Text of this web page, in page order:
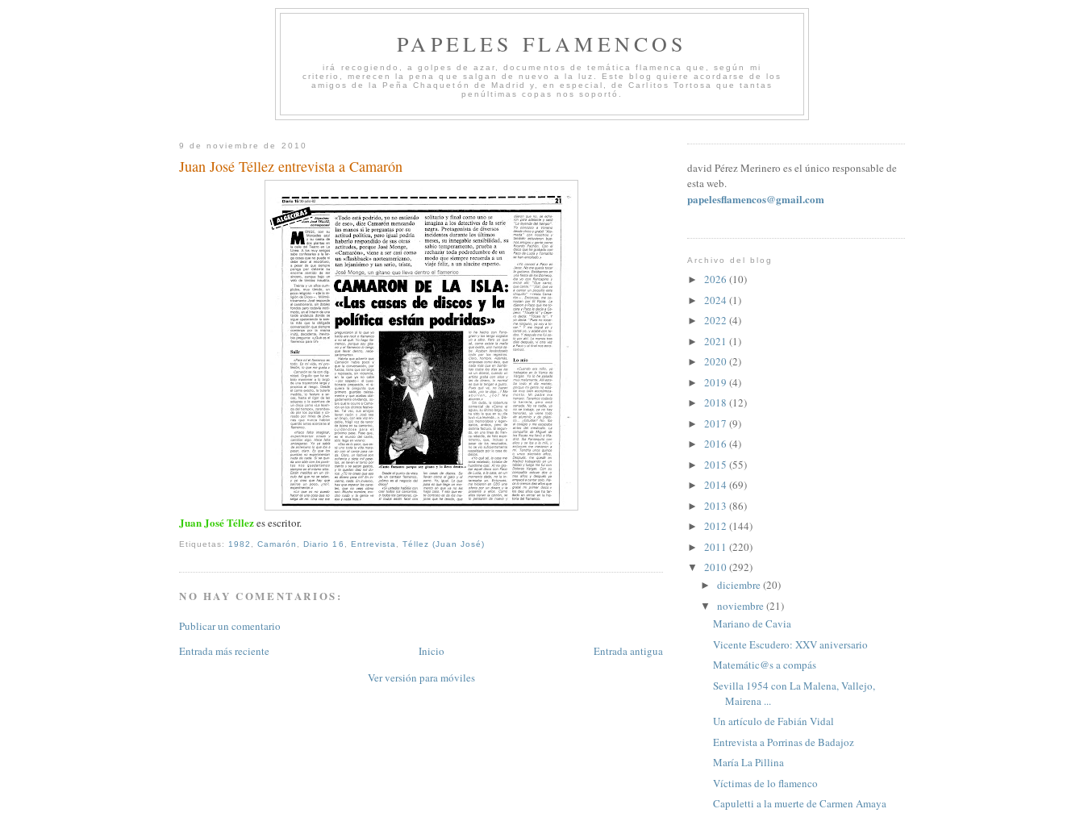
PAPELES FLAMENCOS
irá recogiendo, a golpes de azar, documentos de temática flamenca que, según mi
criterio, merecen la pena que salgan de nuevo a la luz. Este blog quiere acordarse de los
amigos de la Peña Chaquetón de Madrid y, en especial, de Carlitos Tortosa que tantas
penúltimas copas nos soportó.
9 de noviembre de 2010
Juan José Téllez entrevista a Camarón
Juan José Téllezes escritor.
Etiquetas: 1982 ,Camarón ,Diario 16 Entrevista Téllez (Juan José)
NO HAY COMENTARIOS:
Publicar un comentario
Entrada más reciente
Entrada antigua
Inicio
Ver versión para móviles
david Pérez Merinero es el único responsable de
esta web.
papelesflamencos@gmail.com
Archivo del blog
► 2026 (10)
► 2024 (1)
► 2022 (4)
► 2021 (1)
► 2020(2)
► 2019 (4)
► 2018 (12)
► 2017 (9)
► 2016 (4)
► 2015 (55)
► 2014 (69)
► 2013 (86)
► 2012 (144)
► 2011 (220)
▼ 2010(292)
► diciembre (20)
▼ noviembre (21)
Mariano de Cavia
Vicente Escudero: XXV aniversario
Matemátic@s a compás
Sevilla 1954 con La Malena, Vallejo,
Mairena ...
Un artículo de Fabián Vidal
Entrevista a Porrinas de Badajoz
María La Pillina
Víctimas de lo flamenco
Capuletti a la muerte de Carmen Amaya